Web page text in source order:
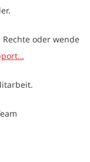
oder wende